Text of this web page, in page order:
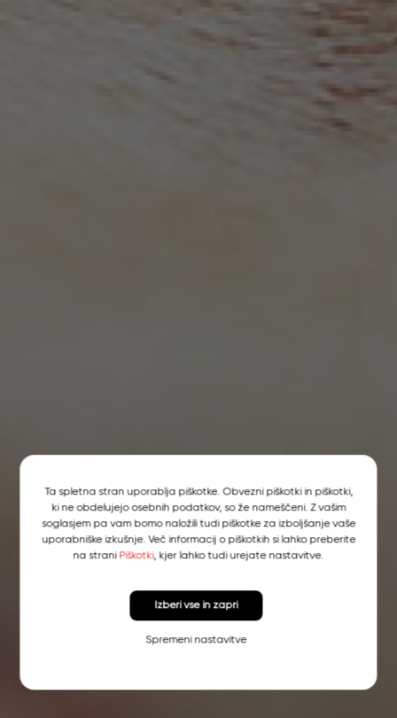
Ta spletna stran uporablja piškotke. Obvezni piškotki in piškotki,
ki ne obdelujejo osebnih podatkov, so že nameščeni. Z vašim
soglasjem pa vam bomo naložili tudi piškotke za izboljšanje vaše
uporabniške izkušnje. Več informacij o piškotkih si lahko preberite
na strani Piškotki, kjer lahko tudi urejate nastavitve.
Spremeni nastavitve
Izberi vse in zapri